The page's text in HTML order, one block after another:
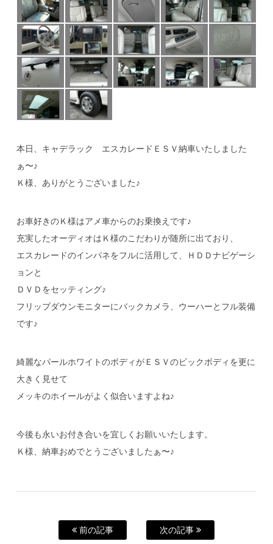
本日、キャデラック エスカレードＥＳＶ納車いたしました
ぁ〜♪
Ｋ様、ありがとうございました♪
お車好きのＫ様はアメ車からのお乗換えです♪
充実したオーディオはＫ様のこだわりが随所に出ており、
エスカレードのインパネをフルに活用して、ＨＤＤナビゲーシ
ョンと
ＤＶＤをセッティング♪
フリップダウンモニターにバックカメラ、ウーハーとフル装備
です♪
綺麗なパールホワイトのボディがＥＳＶのビックボディを更に
大きく見せて
メッキのホイールがよく似合いますよね♪
今後も永いお付き合いを宜しくお願いいたします。
Ｋ様、納車おめでとうございましたぁ〜♪
前の記事 次の記事